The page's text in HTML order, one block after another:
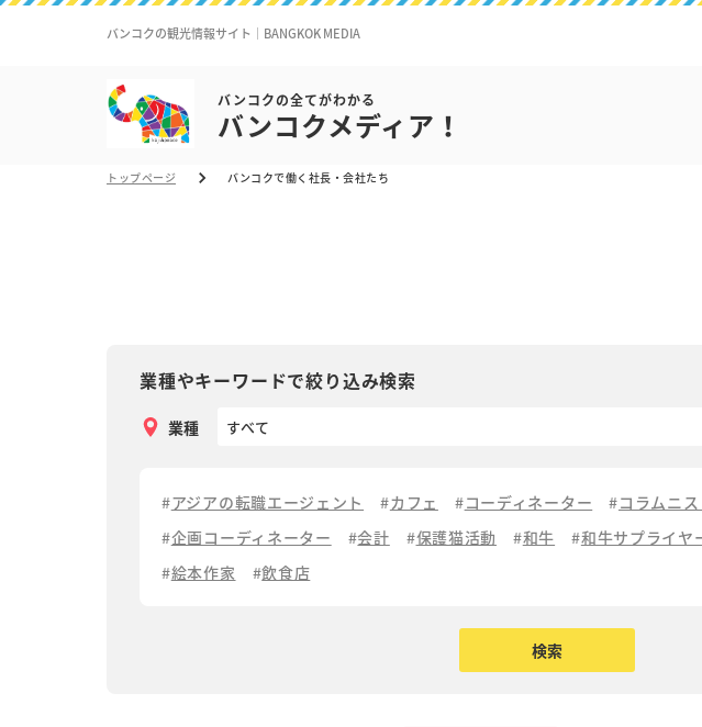
バンコクの観光情報サイト｜BANGKOK MEDIA
バンコクの全てがわかる
バンコクメディア！
トップページ バンコクで働く社長・会社たち
業種やキーワードで絞り込み検索
業種
アジアの転職エージェント カフェ コーディネーター コラムニス
企画コーディネーター
会計 保護猫活動 和牛 和牛サプライヤ
絵本作家
飲食店